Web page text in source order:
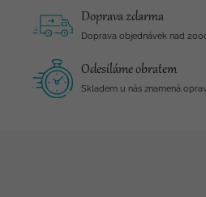
Doprava zdarma
Doprava objednávek nad
Odesíláme obratem
Skladem u nás znamená